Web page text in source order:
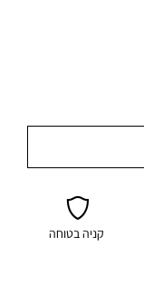
קניה בטוחה